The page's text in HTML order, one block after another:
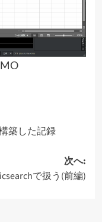
築した記録
次へ:
で扱う(前編)